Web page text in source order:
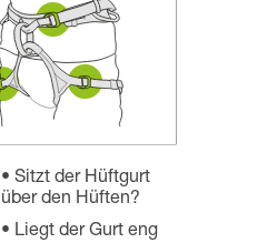
Sitzt der Hüftgurt
über den Hüften?
Liegt der Gurt eng